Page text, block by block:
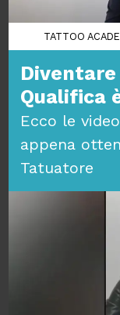
TATTOO
Qualifica
Ecco le
appena
Tatuatore